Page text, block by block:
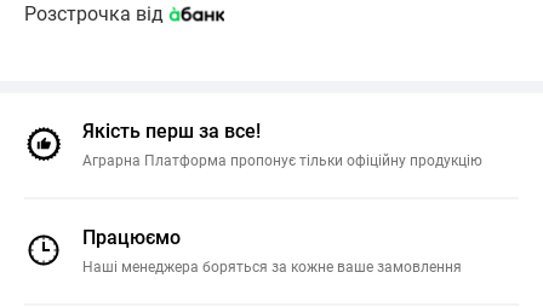
Розстрочка від
Якість перш за все!
Аграрна Платформа пропонує тільки офіційну продукцію
Працюємо
Наші менеджера боряться за кожне ваше замовлення